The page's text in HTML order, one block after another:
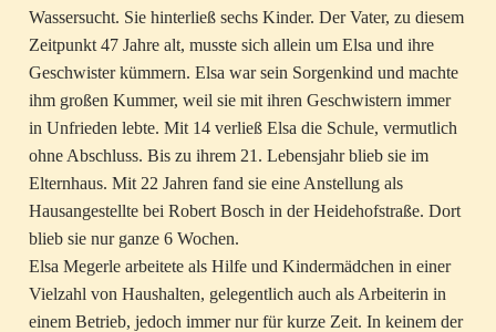
Wassersucht. Sie hinterließ sechs Kinder. Der Vater, zu diesem
Zeitpunkt 47 Jahre alt, musste sich allein um Elsa und ihre
Geschwister kümmern. Elsa war sein Sorgenkind und machte
ihm großen Kummer, weil sie mit ihren Geschwistern immer
in Unfrieden lebte. Mit 14 verließ Elsa die Schule, vermutlich
ohne Abschluss. Bis zu ihrem 21. Lebensjahr blieb sie im
Elternhaus. Mit 22 Jahren fand sie eine Anstellung als
Hausangestellte bei Robert Bosch in der Heidehofstraße. Dort
blieb sie nur ganze 6 Wochen.
Elsa Megerle arbeitete als Hilfe und Kindermädchen in einer
Vielzahl von Haushalten, gelegentlich auch als Arbeiterin in
einem Betrieb, jedoch immer nur für kurze Zeit. In keinem der